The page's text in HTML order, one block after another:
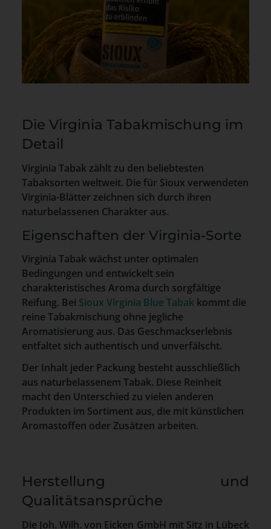
Die Virginia Tabakmischung im
Detail
Virginia Tabak zählt zu den beliebtesten
Tabaksorten weltweit. Die für Sioux verwendeten
Virginia-Blätter zeichnen sich durch ihren
naturbelassenen Charakter aus.
Eigenschaften der Virginia-Sorte
Virginia Tabak wächst unter optimalen
Bedingungen und entwickelt sein
charakteristisches Aroma durch sorgfältige
Reifung. Bei Sioux Virginia Blue Tabak kommt die
reine Tabakmischung ohne jegliche
Aromatisierung aus. Das Geschmackserlebnis
entfaltet sich authentisch und unverfälscht.
Der Inhalt jeder Packung besteht ausschließlich
aus naturbelassenem Tabak. Diese Reinheit
macht den Unterschied zu vielen anderen
Produkten im Sortiment aus, die mit künstlichen
Aromastoffen oder Zusätzen arbeiten.
Herstellung und
Qualitätsansprüche
Die Joh. Wilh. von Eicken GmbH mit Sitz in Lübeck